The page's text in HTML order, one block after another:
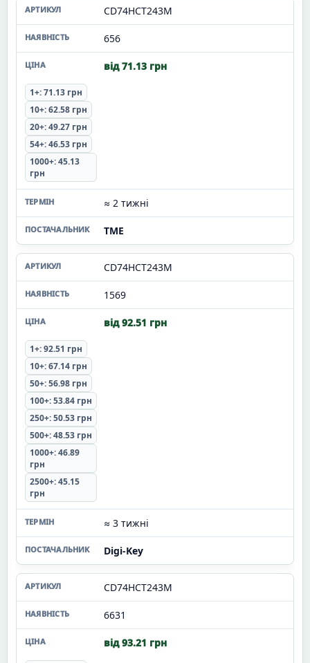
CD74HCT243M
656
від 71.13 грн
1+: 71.13 грн
10+: 62.58 грн
20+: 49.27 грн
54+: 46.53 грн
1000+: 45.13
грн
≈ 2 тижні
TME
CD74HCT243M
1569
від 92.51 грн
1+: 92.51 грн
10+: 67.14 грн
50+: 56.98 грн
100+: 53.84 грн
250+: 50.53 грн
500+: 48.53 грн
1000+: 46.89
грн
2500+: 45.15
грн
≈ 3 тижні
Digi-Key
CD74HCT243M
6631
від 93.21 грн